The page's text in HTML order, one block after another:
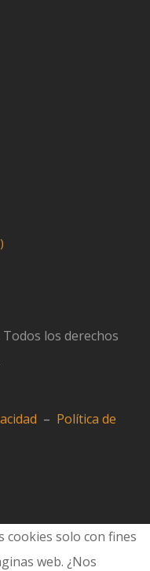
Todos los derechos
– Política de
cookies solo con fines
web. ¿Nos